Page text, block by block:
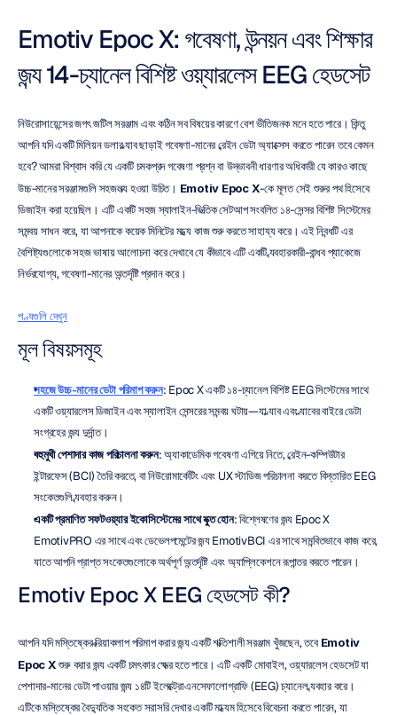
Emotiv Epoc X: গবেষণা, উন্নয়ন এবং শিক্ষার
জন্য 14-চ্যানেল বিশিষ্ট ওয়্যারলেস EEG হেডসেট
নিউরোসায়েন্সের জগৎ জটিল সরঞ্জাম এবং কঠিন সব বিষয়ের কারণে বেশ ভীতিজনক মনে হতে পারে। কিন্তু
আপনি যদি একটি মিলিয়ন ডলার ল্যাব ছাড়াই গবেষণা-মানের ব্রেইন ডেটা অ্যাক্সেস করতে পারেন তবে কেমন
হবে? আমরা বিশ্বাস করি যে একটি চমকপ্রদ গবেষণা প্রশ্ন বা উদ্ভাবনী ধারণার অধিকারী যে কারও কাছে
উচ্চ-মানের সরঞ্জামগুলি সহজলভ্য হওয়া উচিত। Emotiv Epoc X-কে মূলত সেই শুরুর পথ হিসেবে
ডিজাইন করা হয়েছিল। এটি একটি সহজ স্যালাইন-ভিত্তিক সেটআপ সংবলিত ১৪-সেন্সর বিশিষ্ট সিস্টেমের
সমন্বয় সাধন করে, যা আপনাকে কয়েক মিনিটের মধ্যে কাজ শুরু করতে সাহায্য করে। এই নিবন্ধটি এর
বৈশিষ্ট্যগুলোকে সহজ ভাষায় আলোচনা করে দেখাবে যে কীভাবে এটি একটি ব্যবহারকারী-বান্ধব প্যাকেজে
নির্ভরযোগ্য, গবেষণা-মানের অন্তর্দৃষ্টি প্রদান করে।
পণ্যগুলি দেখুন
মূল বিষয়সমূহ
সহজে উচ্চ-মানের ডেটা পরিমাপ করুন: Epoc X একটি ১৪-চ্যানেল বিশিষ্ট EEG সিস্টেমের সাথে
একটি ওয়্যারলেস ডিজাইন এবং স্যালাইন সেন্সরের সমন্বয় ঘটায়—যা ল্যাব এবং ল্যাবের বাইরে ডেটা
সংগ্রহের জন্য দুর্দান্ত।
বহুমুখী পেশাদার কাজ পরিচালনা করুন: অ্যাকাডেমিক গবেষণা এগিয়ে নিতে, ব্রেইন-কম্পিউটার
ইন্টারফেস (BCI) তৈরি করতে, বা নিউরোমার্কেটিং এবং UX স্টাডিজ পরিচালনা করতে বিস্তারিত EEG
সংকেতগুলি ব্যবহার করুন।
একটি প্রমাণিত সফটওয়্যার ইকোসিস্টেমের সাথে যুক্ত হোন: বিশ্লেষণের জন্য Epoc X
EmotivPRO এর সাথে এবং ডেভেলপমেন্টের জন্য EmotivBCI এর সাথে সমন্বিতভাবে কাজ করে,
যাতে আপনি প্রাপ্ত সংকেতগুলোকে অর্থপূর্ণ অন্তর্দৃষ্টি এবং অ্যাপ্লিকেশনে রূপান্তর করতে পারেন।
Emotiv Epoc X EEG হেডসেট কী?
আপনি যদি মস্তিষ্কের ক্রিয়াকলাপ পরিমাপ করার জন্য একটি শক্তিশালী সরঞ্জাম খুঁজছেন, তবে Emotiv
Epoc X শুরু করার জন্য একটি চমৎকার ক্ষেত্র হতে পারে। এটি একটি মোবাইল, ওয়্যারলেস হেডসেট যা
পেশাদার-মানের ডেটা পাওয়ার জন্য ১৪টি ইলেক্ট্রোএনসেফালোগ্রাফি (EEG) চ্যানেল ব্যবহার করে।
এটিকে মস্তিষ্কের বৈদ্যুতিক সংকেত সরাসরি দেখার একটি মাধ্যম হিসেবে বিবেচনা করতে পারেন, যা